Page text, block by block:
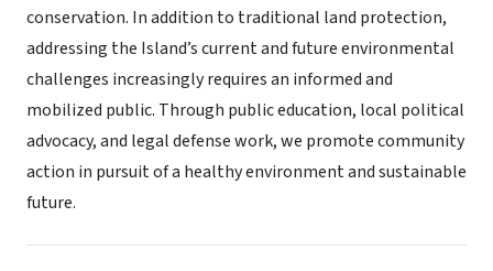
conservation. In addition to traditional land protection,
addressing the Island’s current and future environmental
challenges increasingly requires an informed and
mobilized public. Through public education, local political
advocacy, and legal defense work, we promote community
action in pursuit of a healthy environment and sustainable
future.